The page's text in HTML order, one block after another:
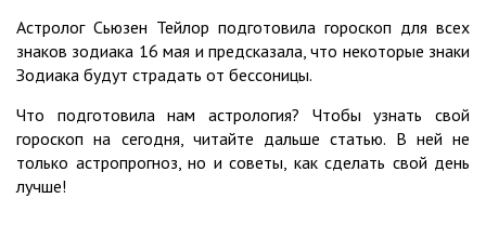
Астролог Сьюзен Тейлор подготовила гороскоп для всех
знаков зодиака 16 мая и предсказала, что некоторые знаки
Зодиака будут страдать от бессоницы.
Что подготовила нам астрология? Чтобы узнать свой
гороскоп на сегодня, читайте дальше статью. В ней не
только астропрогноз, но и советы, как сделать свой день
лучше!